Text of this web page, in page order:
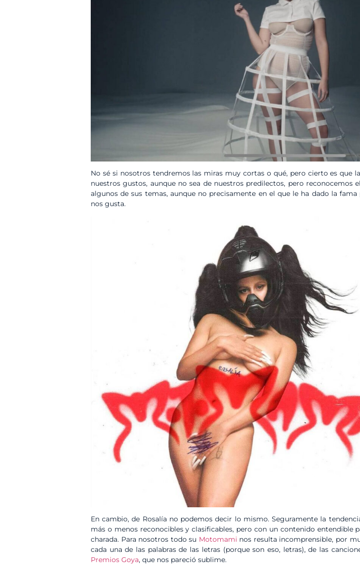
No sé si nosotros tendremos las miras muy cortas o qué, pero cierto es que
nuestros gustos, aunque no sea de nuestros predilectos, pero
algunos de sus temas, aunque no precisamente en el que le ha dado la
nos gusta.
En cambio, de Rosalía no podemos decir lo mismo. Seguramente la
más o menos reconocibles y clasificables, pero con un contenido entendible
charada. Para nosotros todo su Motomami nos resulta incomprensible, por
cada una de las palabras de las letras (porque son eso, letras), de las
Premios Goya, que nos pareció sublime.